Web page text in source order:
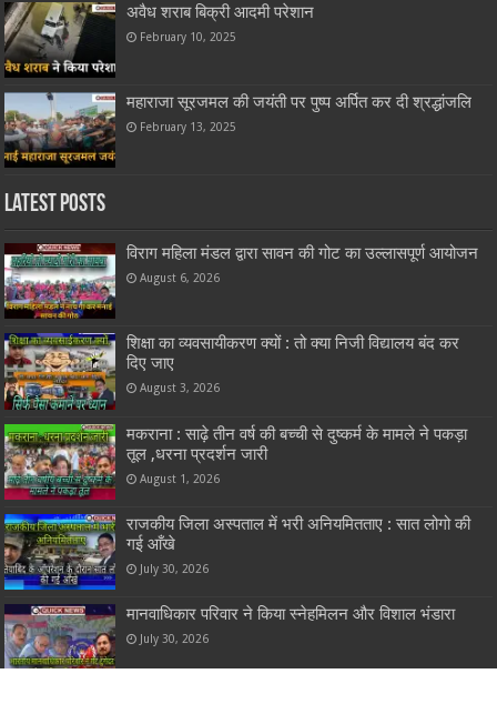
अवैध शराब बिक्री आदमी परेशान
February 10, 2025
महाराजा सूरजमल की जयंती पर पुष्प अर्पित कर दी श्रद्धांजलि
February 13, 2025
Latest Posts
विराग महिला मंडल द्वारा सावन की गोट का उल्लासपूर्ण आयोजन
August 6, 2026
शिक्षा का व्यवसायीकरण क्यों : तो क्या निजी विद्यालय बंद कर
दिए जाए
August 3, 2026
मकराना : साढ़े तीन वर्ष की बच्ची से दुष्कर्म के मामले ने पकड़ा
तूल ,धरना प्रदर्शन जारी
August 1, 2026
राजकीय जिला अस्पताल में भरी अनियमितताए : सात लोगो की
गई आँखे
July 30, 2026
मानवाधिकार परिवार ने किया स्नेहमिलन और विशाल भंडारा
July 30, 2026